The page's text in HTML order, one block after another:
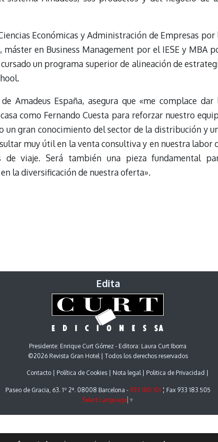
Económicas y Administración de Empresas por
en Business Management por el IESE y MBA
un programa superior de alineación de
Amadeus España, asegura que «me complace dar
como Fernando Cuesta para reforzar nuestro
un gran conocimiento del sector de la distribución y
muy útil en la venta consultiva y en nuestra labor
de viaje. Será también una pieza fundamental
la diversificación de nuestra oferta».
Edita
Presidente: Enrique Curt Gómez - Editora: Laura Curt Iborra
©2026 Revista Gran Hotel | Todos los derechos reservados
Contacto Política de Cookies Nota legal Politica de Privacidad
Paseo de Gracia, 63. 1º 2ª. 08008 Barcelona - 933 180 101 ¦ Fax 933 183 505
Select Language ▼